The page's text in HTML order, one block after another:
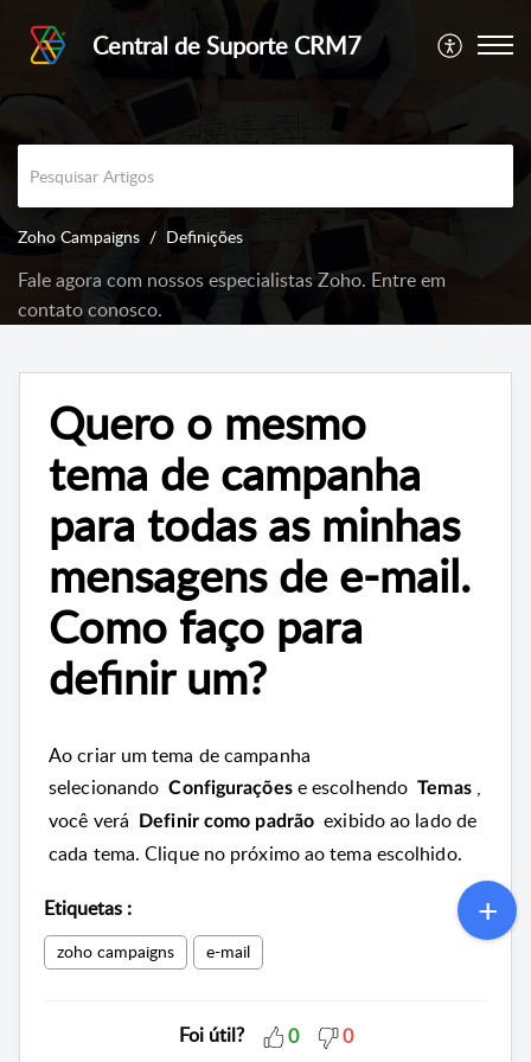
Central de Suporte CRM7
Zoho Campaigns Definições
Fale agora com nossos especialistas Zoho. Entre em
contato conosco.
Quero o mesmo
tema de campanha
para todas as minhas
mensagens de e-mail.
Como faço para
definir um?
Ao criar um tema de campanha
selecionandoConfiguraçõese escolhendoTemas,
você verá
Definir como padrão exibido ao lado de
cada tema.Clique no próximo ao tema escolhido.
Etiquetas :
zoho campaigns e-mail
Foi útil? 0 0